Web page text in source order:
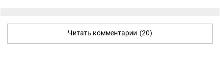
Читать комментарии (20)